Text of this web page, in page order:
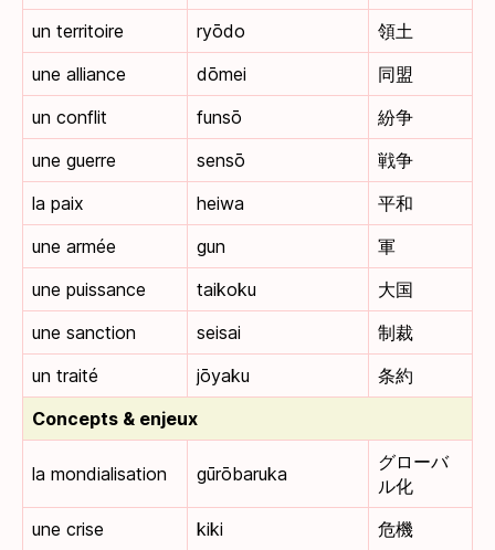
un territoire
ryōdo
領土
une alliance
dōmei
同盟
un conflit
funsō
紛争
une guerre
sensō
戦争
la paix
heiwa
平和
une armée
gun
軍
une puissance
taikoku
大国
une sanction
seisai
制裁
un traité
jōyaku
条約
Concepts & enjeux
la mondialisation gūrōbaruka
グローバ
ル化
une crise
kiki 危機